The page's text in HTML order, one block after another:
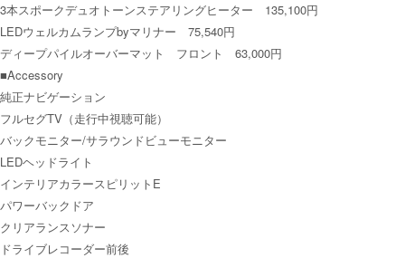
3本スポークデュオトーンステアリングヒーター 135,100円
LEDウェルカムランプbyマリナー 75,540円
ディープパイルオーバーマット フロント 63,000円
■Accessory
純正ナビゲーション
フルセグTV（走行中視聴可能）
バックモニター/サラウンドビューモニター
LEDヘッドライト
インテリアカラースピリットE
パワーバックドア
クリアランスソナー
ドライブレコーダー前後